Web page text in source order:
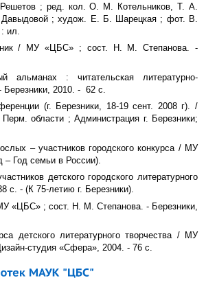
; ред. кол. О. М. Котельников, Т. А.
; худож. Е. Б. Шарецкая ; фот. В.
ил.
/ МУ «ЦБС» ; сост. Н. М. Степанова. -
альманах : читательская литературно-
2010. - 62 с.
(г. Березники, 18-19 сент. 2008 г). /
области ; Администрация г. Березники;
– участников городского конкурса / МУ
Год семьи в России).
детского городского литературного
- (К 75-летию г. Березники).
«ЦБС» ; сост. Н. М. Степанова. - Березники,
детского литературного творчества / МУ
студия «Сфера», 2004. - 76 с.